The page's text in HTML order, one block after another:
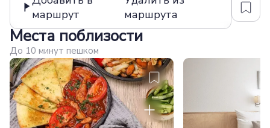
маршрут
маршрута
Места поблизости
До 10 минут пешком